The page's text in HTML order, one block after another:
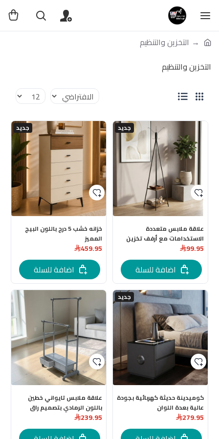
التخزين والتنظيم
التخزين والتنظيم
جديد
علاقة ملابس متعددة
الاستخدامات مع أرفف تخزين
خشبية بجودة عاليه
99.95
اضافة للسلة
جديد
خزانه خشب 5 درج باللون البيج
المميز
459.95
اضافة للسلة
جديد
كوميدينة حديثة كهربائية بجودة
عالية بعدة اللوان
279.95
علاقة ملابس تايواني خطين
باللون الرمادي بتصميم راق
يجمع بين الاناقة والعملية .
239.95